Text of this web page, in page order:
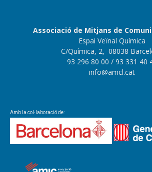
Associació de Mitjans de
Espai Veïnal Química
C/Química, 2, 08038
93 296 80 00 / 93 331 40
info@amcl.cat
Amb la col·laboració de: